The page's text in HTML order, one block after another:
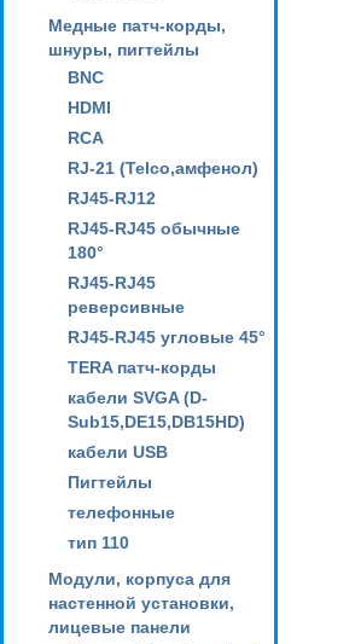
Медные патч-корды,
шнуры, пигтейлы
BNC
HDMI
RCA
RJ-21 (Telco,амфенол)
RJ45-RJ12
RJ45-RJ45 обычные
180°
RJ45-RJ45
реверсивные
RJ45-RJ45 угловые 45°
TERA патч-корды
кабели SVGA (D-
Sub15,DE15,DB15HD)
кабели USB
Пигтейлы
телефонные
тип 110
Модули, корпуса для
настенной установки,
лицевые панели